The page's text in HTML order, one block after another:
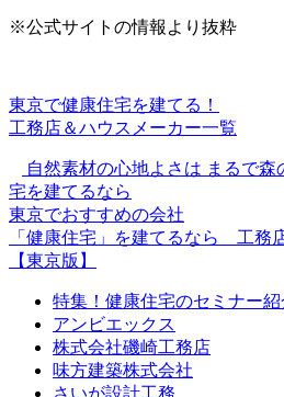
※公式サイトの情報より抜粋
東京で健康住宅を建てる！
工務店＆ハウスメーカー一覧
自然素材の心地よさは まるで森
宅を建てるなら
東京でおすすめの会社
「健康住宅」を建てるなら 工務
【東京版】
特集！健康住宅のセミナー紹
アンビエックス
株式会社磯崎工務店
味方建築株式会社
さいが設計工務